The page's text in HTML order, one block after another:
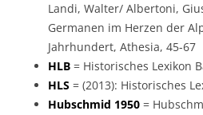
Landi, Walter/ Albertoni,
Germanen im Herzen der
Jahrhundert, Athesia, 45-67
HLB = Historisches Lexikon
HLS = (2013): Historisches
Hubschmid 1950 =